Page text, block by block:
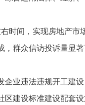
右时间，实现房地产
，群众信访投诉量显
企业违法违规开工建
区建设标准建设配套